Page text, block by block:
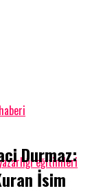
eğitimleri
Durmaz:
İsim